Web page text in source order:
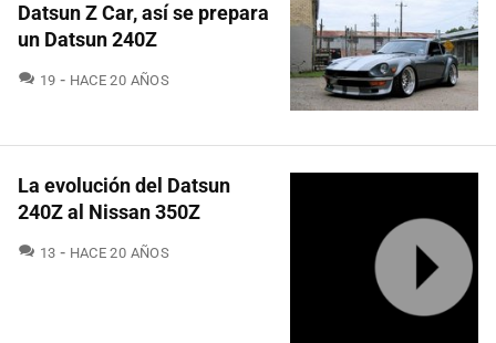
Datsun Z Car, así se prepara
un Datsun 240Z
19 COMENTARIOS
HACE 20 AÑOS
La evolución del Datsun
240Z al Nissan 350Z
13 COMENTARIOS
HACE 20 AÑOS